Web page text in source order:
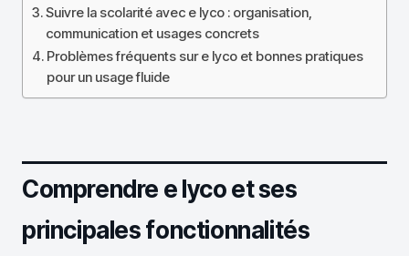
Suivre la scolarité avec e lyco : organisation,
communication et usages concrets
Problèmes fréquents sur e lyco et bonnes pratiques
pour un usage fluide
Comprendre e lyco et ses
principales fonctionnalités